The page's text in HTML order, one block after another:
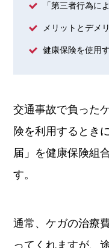
「第三者行為に
メリットとデメ
健康保険を使用
交通事故で負った
険を利用するとき
届」を健康保険組
す。
通常、ケガの治療
ってくれますが、